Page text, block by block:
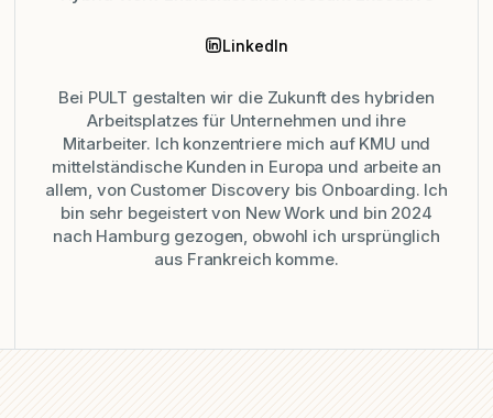
LinkedIn
Bei PULT gestalten wir die Zukunft des hybriden
Arbeitsplatzes für Unternehmen und ihre
Mitarbeiter. Ich konzentriere mich auf KMU und
mittelständische Kunden in Europa und arbeite an
allem, von Customer Discovery bis Onboarding. Ich
bin sehr begeistert von New Work und bin 2024
nach Hamburg gezogen, obwohl ich ursprünglich
aus Frankreich komme.